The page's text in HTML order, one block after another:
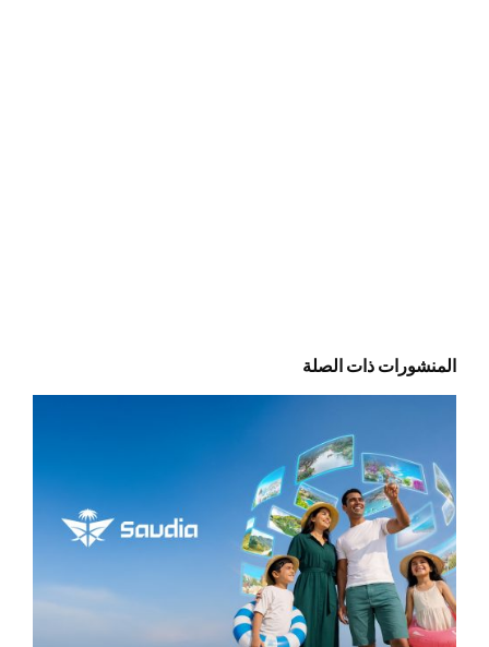
المنشورات ذات الصلة